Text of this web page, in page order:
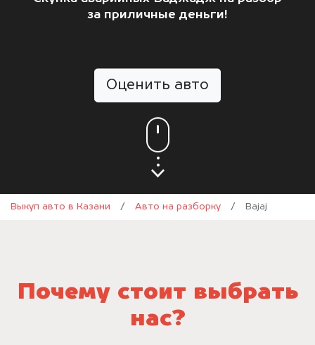
за приличные деньги!
Оценить авто
Выкуп авто в Казани / Авто на разборку / Bajaj
Почему стоит выбрать
нас?